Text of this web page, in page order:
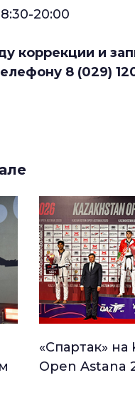
20:00
коррекции и
8 (029)
«Спартак» на
Open Astana